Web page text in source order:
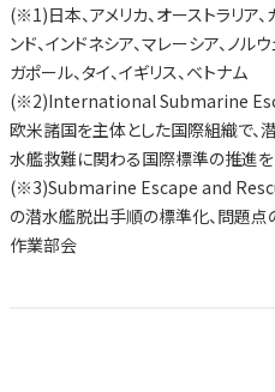
(※1)日本、アメリカ、オーストラリア、
ンド、インドネシア、マレーシア、ノル
ガポール、タイ、イギリス、ベトナム
(※2)International Submarine
欧米諸国を主体とした国際組織で
水艦救難に関わる国際標準の推進
(※3)Submarine Escape and
の潜水艦脱出手順の標準化、問題点
作業部会